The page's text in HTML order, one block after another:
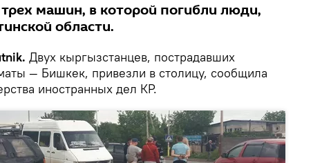
машин, в которой погибли люди,
области.
Двух кыргызстанцев, пострадавших
— Бишкек, привезли в столицу, сообщила
иностранных дел КР.